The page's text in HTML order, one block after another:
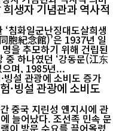
생자 기념관과 역사적
침화일군난징대도살희생
胞紀念館)’은 1937년 일
을 추모하기 위해 건립된
중 하나였던 ‘강동문(江东
으며, 1985년...
·빙설 관광에 소비도
중국 지린성 옌지시에 관
늘어났다. 조선족 민속 문